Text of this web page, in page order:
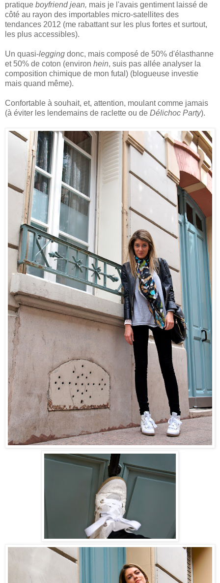
pratique boyfriend jean, mais je l'avais gentiment laissé de
côté au rayon des importables micro-satellites des
tendances 2012 (me rabattant sur les plus fortes et surtout,
les plus accessibles).
Un quasi-legging donc, mais composé de 50% d'élasthanne
et 50% de coton (environ hein, suis pas allée analyser la
composition chimique de mon futal) (blogueuse investie
mais quand même).
Confortable à souhait, et, attention, moulant comme jamais
(à éviter les lendemains de raclette ou de Délichoc Party).